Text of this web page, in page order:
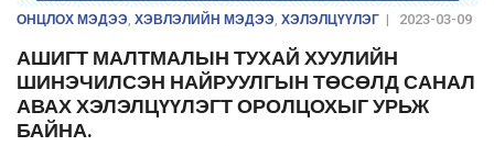
ОНЦЛОХ МЭДЭЭ ХЭВЛЭЛИЙН МЭДЭЭ ХЭЛЭЛЦҮҮЛЭГ | 2023-03-09
АШИГТ МАЛТМАЛЫН ТУХАЙ ХУУЛИЙН
ШИНЭЧИЛСЭН НАЙРУУЛГЫН ТӨСӨЛД САНАЛ
АВАХ ХЭЛЭЛЦҮҮЛЭГТ ОРОЛЦОХЫГ УРЬЖ
БАЙНА.